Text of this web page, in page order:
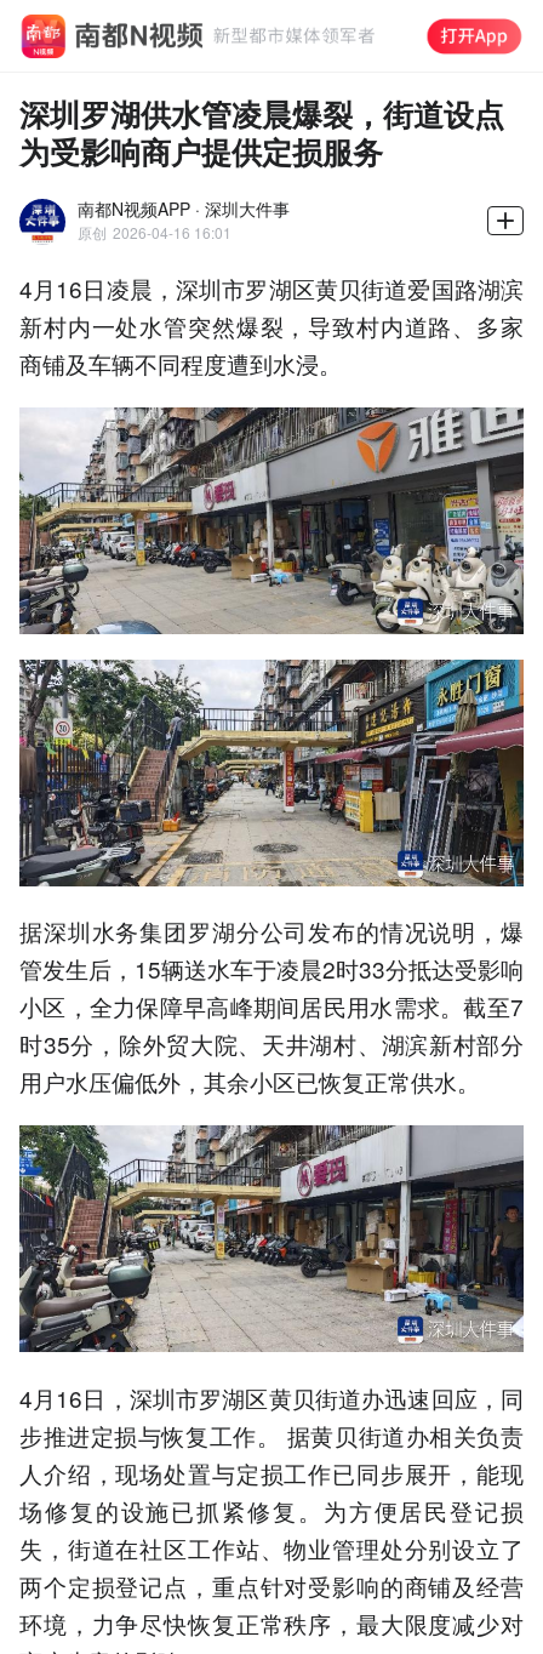
深圳罗湖供水管凌晨爆裂，街道设点
为受影响商户提供定损服务
南都N视频APP · 深圳大件事
原创 2026-04-16 16:01
4月16日凌晨，深圳市罗湖区黄贝街道爱国路湖滨
新村内一处水管突然爆裂，导致村内道路、多家
商铺及车辆不同程度遭到水浸。
据深圳水务集团罗湖分公司发布的情况说明，爆
管发生后，15辆送水车于凌晨2时33分抵达受影响
小区，全力保障早高峰期间居民用水需求。截至7
时35分，除外贸大院、天井湖村、湖滨新村部分
用户水压偏低外，其余小区已恢复正常供水。
4月16日，深圳市罗湖区黄贝街道办迅速回应，同
步推进定损与恢复工作。 据黄贝街道办相关负责
人介绍，现场处置与定损工作已同步展开，能现
场修复的设施已抓紧修复。为方便居民登记损
失，街道在社区工作站、物业管理处分别设立了
两个定损登记点，重点针对受影响的商铺及经营
环境，力争尽快恢复正常秩序，最大限度减少对